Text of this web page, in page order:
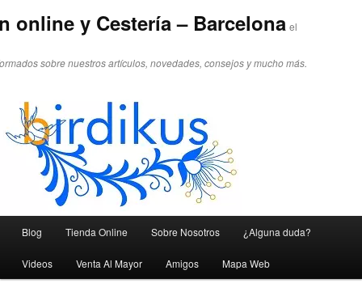
online y Cestería – Barcelona el
sobre nuestros artículos, novedades, consejos y mucho más.
Ir al contenido principal
Ir al contenido secundario
Blog Tienda Online Sobre Nosotros ¿Alguna duda?
Videos Venta Al Mayor Amigos Mapa Web